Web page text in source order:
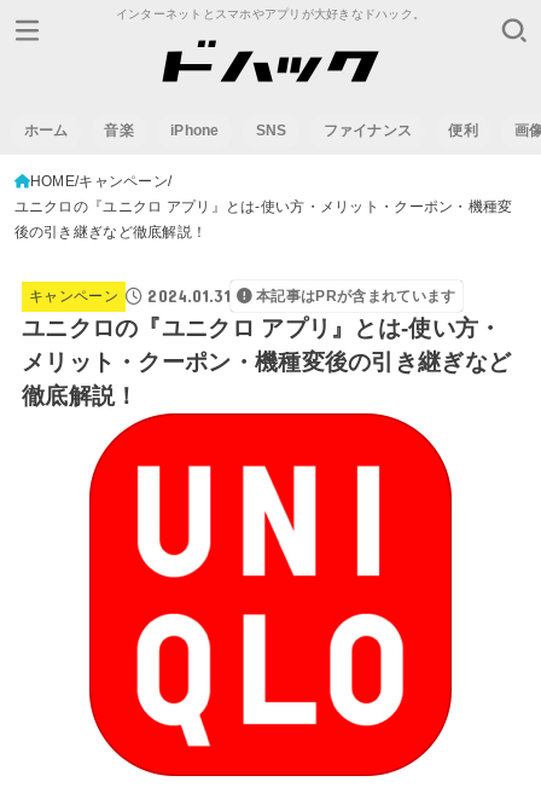
インターネットとスマホやアプリが大好きなドハック。
ホーム 音楽 iPhone SNS ファイナンス 便利 画
HOME キャンペーン
ユニクロの『ユニクロ アプリ』とは-使い方・メリット・クーポン・機種変
後の引き継ぎなど徹底解説！
キャンペーン 2024.01.31 本記事はPRが含まれています
ユニクロの『ユニクロ アプリ』とは-使い方・
メリット・クーポン・機種変後の引き継ぎなど
徹底解説！